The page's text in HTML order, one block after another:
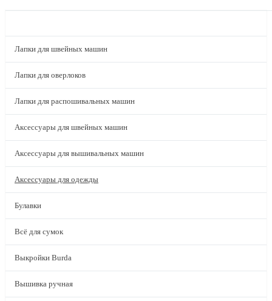
Лапки для швейных машин
Лапки для оверлоков
Лапки для распошивальных машин
Аксессуары для швейных машин
Аксессуары для вышивальных машин
Аксессуары для одежды
Булавки
Всё для сумок
Выкройки Burda
Вышивка ручная